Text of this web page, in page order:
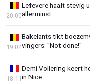
Lefevere haalt stevig
allerminst
20:00
Bakelants tikt
vingers: "Not done!"
19:04
Demi Vollering keert
in Nice
18:11